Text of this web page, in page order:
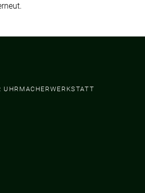
UHRMACHERWERKSTATT